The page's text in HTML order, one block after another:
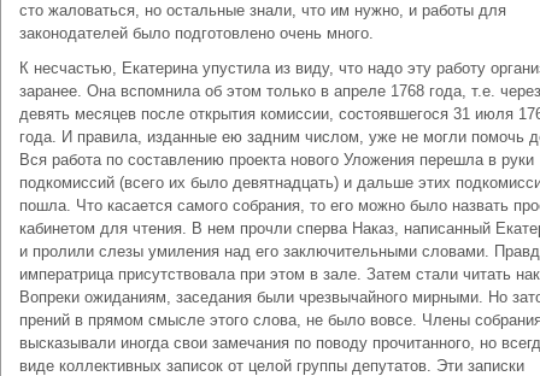
сто жаловаться, но остальные знали, что им нужно, и работы для
законодателей было подготовлено очень много.
К несчастью, Екатерина упустила из виду, что надо эту работу
заранее. Она вспомнила об этом только в апреле 1768 года, т.е. через
девять месяцев после открытия комиссии, состоявшегося 31 июля
года. И правила, изданные ею задним числом, уже не могли помочь
Вся работа по составлению проекта нового Уложения перешла в руки
подкомиссий (всего их было девятнадцать) и дальше этих
пошла. Что касается самого собрания, то его можно было назвать
кабинетом для чтения. В нем прочли сперва Наказ, написанный
и пролили слезы умиления над его заключительными словами.
императрица присутствовала при этом в зале. Затем стали читать
Вопреки ожиданиям, заседания были чрезвычайного мирными. Но
прений в прямом смысле этого слова, не было вовсе. Члены
высказывали иногда свои замечания по поводу прочитанного, но
виде коллективных записок от целой группы депутатов. Эти записки